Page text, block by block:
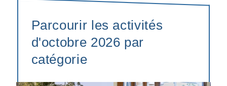
Parcourir les activités
d'octobre 2026 par
catégorie